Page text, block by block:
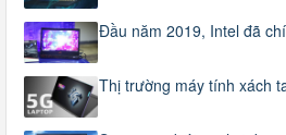
Đầu năm 2019, Intel đã
Thị trường máy tính xách